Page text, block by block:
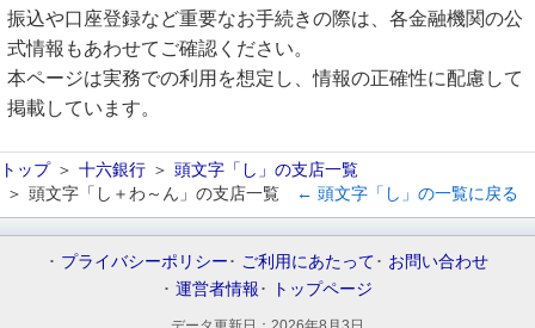
振込や口座登録など重要なお手続きの際は、各金融機関の公
式情報もあわせてご確認ください。
本ページは実務での利用を想定し、情報の正確性に配慮して
掲載しています。
トップ 十六銀行
頭文字「し」の支店一覧
頭文字「し＋わ～ん」の支店一覧
← 頭文字「し」の一覧に戻る
プライバシーポリシー ご利用にあたって
お問い合わせ
運営者情報
トップページ